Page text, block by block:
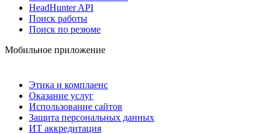
HeadHunter API
Поиск работы
Поиск по резюме
Мобильное приложение
Этика и комплаенс
Оказание услуг
Использование сайтов
Защита персональных данных
ИТ аккредитация